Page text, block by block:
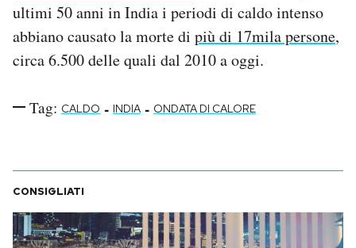
ultimi 50 anni in India i periodi di caldo intenso
abbiano causato la morte di più di 17mila persone,
circa 6.500 delle quali dal 2010 a oggi.
Tag: CALDO - INDIA - ONDATA DI CALORE
CONSIGLIATI